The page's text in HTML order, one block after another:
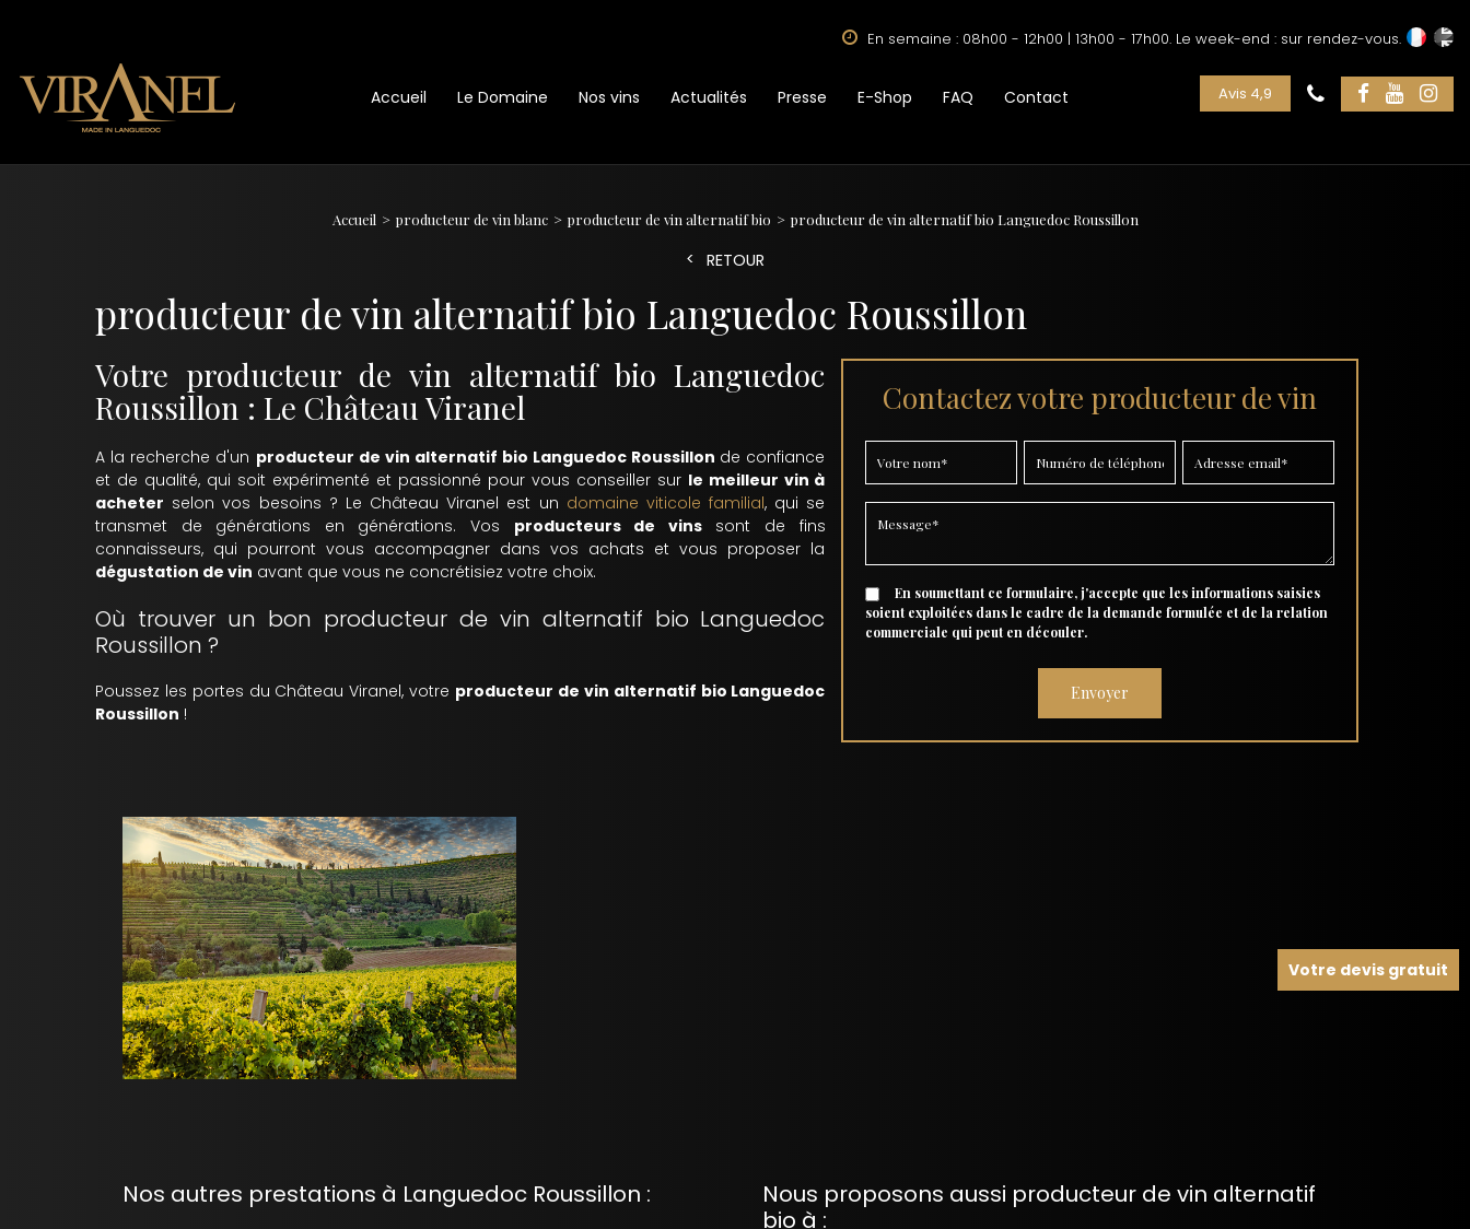
En semaine : 08h00 - 12h00 | 13h00 - 17h00. Le week-end : sur rendez-vous.
Accueil Le Domaine Nos vins Actualités Presse E-Shop FAQ Contact Avis 4,9
Accueil producteur de vin blanc producteur de vin alternatif bio producteur de vin alternatif bio Languedoc Roussillon
RETOUR
producteur de vin alternatif bio Languedoc Roussillon
Votre producteur de vin alternatif bio Languedoc
Roussillon : Le Château Viranel
A la recherche d'un producteur de vin alternatif bio Languedoc Roussillon de confiance
et de qualité, qui soit expérimenté et passionné pour vous conseiller sur le meilleur vin à
acheter selon vos besoins ? Le Château Viranel est un domaine viticole familial, qui se
transmet de générations en générations. Vos producteurs de vinssont de fins
connaisseurs, qui pourront vous accompagner dans vos achats et vous proposer la
dégustation de vin avant que vous ne concrétisiez votre choix.
Où trouver un bon producteur de vin alternatif bio Languedoc
Roussillon ?
Poussez les portes du Château Viranel, votre producteur de vin alternatif bio Languedoc
Roussillon !
Contactez votre producteur de vin
En soumettant ce formulaire, j'accepte que les informations saisies
soient exploitées dans le cadre de la demande formulée et de la relation
commerciale qui peut en découler.
Nos autres prestations à Languedoc Roussillon :
Nous proposons aussi producteur de vin alternatif
bio à :
Votre devis gratuit